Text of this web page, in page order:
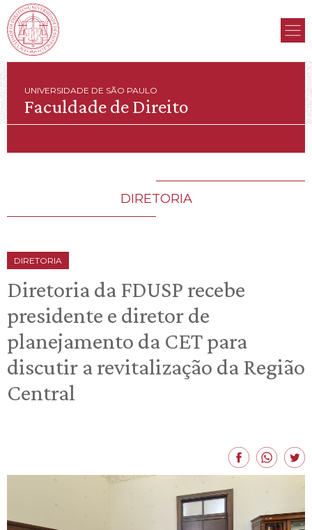
UNIVERSIDADE DE SÃO PAULO
Faculdade de Direito
DIRETORIA
DIRETORIA
Diretoria da FDUSP recebe
presidente e diretor de
planejamento da CET para
discutir a revitalização da Região
Central